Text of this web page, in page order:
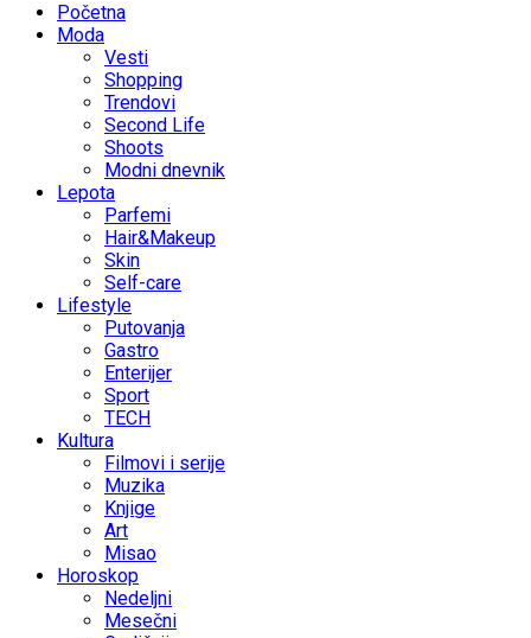
Početna
Moda
Vesti
Shopping
Trendovi
Second Life
Shoots
Modni dnevnik
Lepota
Parfemi
Hair&Makeup
Skin
Self-care
Lifestyle
Putovanja
Gastro
Enterijer
Sport
TECH
Kultura
Filmovi i serije
Muzika
Knjige
Art
Misao
Horoskop
Nedeljni
Mesečni